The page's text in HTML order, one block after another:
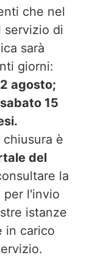
della
di
documentale su
MS AZURE
che nel
servizio di
sarà
giorni:
agosto;
15
è
del
la
per l'invio
istanze
in carico